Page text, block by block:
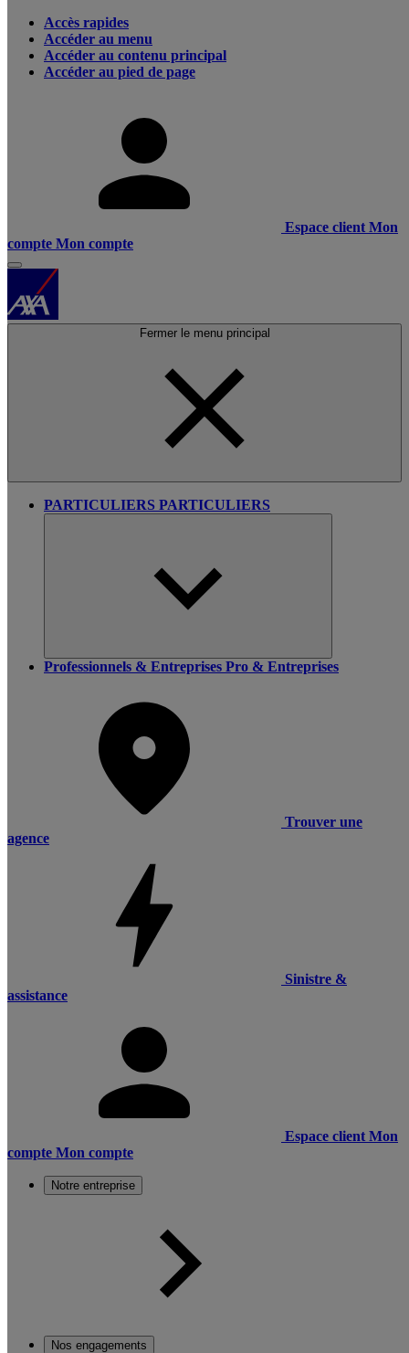
Accès rapides
Accéder au menu
Accéder au contenu principal
Accéder au pied de page
Espace client Mon
compte Mon compte
Fermer le menu principal
PARTICULIERS PARTICULIERS
Professionnels & Entreprises Pro & Entreprises
Trouver une
agence
Sinistre &
assistance
Espace client Mon
compte Mon compte
Notre entreprise
Nos engagements